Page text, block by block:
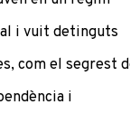
i vuit detinguts
com el segrest
i